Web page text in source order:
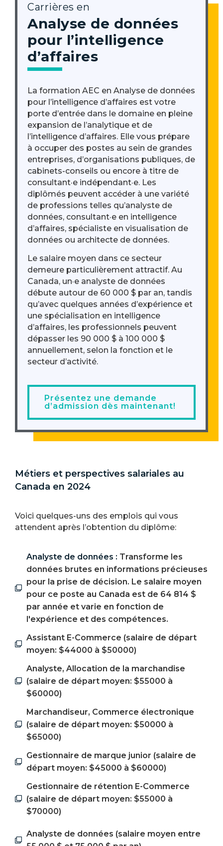
Carrières en
Analyse de données
pour l’intelligence
d’affaires
La formation AEC en Analyse de données
pour l’intelligence d’affaires est votre
porte d’entrée dans le domaine en pleine
expansion de l’analytique et de
l’intelligence d’affaires. Elle vous prépare
à occuper des postes au sein de grandes
entreprises, d’organisations publiques, de
cabinets-conseils ou encore à titre de
consultant·e indépendant·e. Les
diplômés peuvent accéder à une variété
de professions telles qu’analyste de
données, consultant·e en intelligence
d’affaires, spécialiste en visualisation de
données ou architecte de données.
Le salaire moyen dans ce secteur
demeure particulièrement attractif. Au
Canada, un·e analyste de données
débute autour de 60 000 $ par an, tandis
qu’avec quelques années d’expérience et
une spécialisation en intelligence
d’affaires, les professionnels peuvent
dépasser les 90 000 $ à 100 000 $
annuellement, selon la fonction et le
secteur d’activité.
Présentez une demande
d’admission dès maintenant!
Métiers et perspectives salariales au
Canada en 2024
Voici quelques-uns des emplois qui vous
attendent après l’obtention du diplôme:
Analyste de données : Transforme les
données brutes en informations précieuses
pour la prise de décision. Le salaire moyen
pour ce poste au Canada est de 64 814 $
par année et varie en fonction de
l'expérience et des compétences.
Assistant E-Commerce (salaire de départ
moyen: $44000 à $50000)
Analyste, Allocation de la marchandise
(salaire de départ moyen: $55000 à
$60000)
Marchandiseur, Commerce électronique
(salaire de départ moyen: $50000 à
$65000)
Gestionnaire de marque junior (salaire de
départ moyen: $45000 à $60000)
Gestionnaire de rétention E-Commerce
(salaire de départ moyen: $55000 à
$70000)
Analyste de données (salaire moyen entre